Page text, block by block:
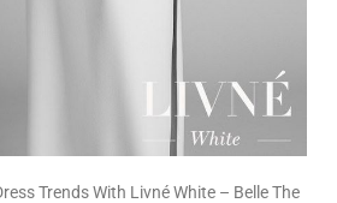
Trends With Livné White – Belle The